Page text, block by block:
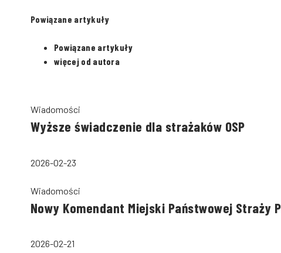
Powiązane artykuły
Powiązane artykuły
więcej od autora
Wiadomości
Wyższe świadczenie dla strażaków OSP
2026-02-23
Wiadomości
Nowy Komendant Miejski Państwowej Straży
2026-02-21